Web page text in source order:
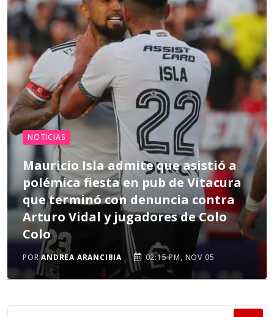
NOTICIAS
Mauricio Isla admite que asistió a
polémica fiesta en pub de Vitacura
que terminó con denuncia contra
Arturo Vidal y jugadores de Colo
Colo
PORANDREA ARANCIBIA 02:15 PM, NOV 05